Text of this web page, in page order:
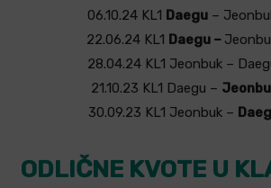
06.10.24 KL1 Daegu –
22.06.24 KL1 Daegu –
28.04.24 KL1 Jeonbuk –
21.10.23 KL1 Daegu –
30.09.23 KL1 Jeonbuk –
ODLIČNE KVOTE U